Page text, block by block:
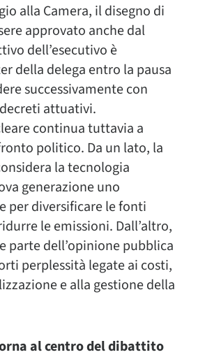
alla Camera, il disegno di
approvato anche dal
dell’esecutivo è
della delega entro la pausa
successivamente con
attuativi.
continua tuttavia a
politico. Da un lato, la
la tecnologia
generazione uno
per diversificare le fonti
le emissioni. Dall’altro,
parte dell’opinione pubblica
perplessità legate ai costi,
e alla gestione della
al centro del dibattito